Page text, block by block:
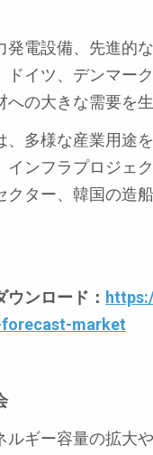
発電設備、先進的
ドイツ、デンマー
の大きな需要を
、多様な産業用途
インフラプロジェ
ター、韓国の造
ンロード：
market
ルギー容量の拡大